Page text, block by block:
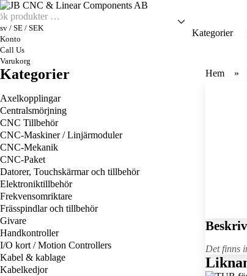
sv / SE / SEK
Konto
Call Us
Varukorg
Kategorier
Kategorier
Axelkopplingar
Centralsmörjning
CNC Tillbehör
CNC-Maskiner / Linjärmoduler
CNC-Mekanik
CNC-Paket
Datorer, Touchskärmar och tillbehör
Elektroniktillbehör
Frekvensomriktare
Frässpindlar och tillbehör
Givare
Handkontroller
I/O kort / Motion Controllers
Kabel & kablage
Kabelkedjor
Hem
Det finns